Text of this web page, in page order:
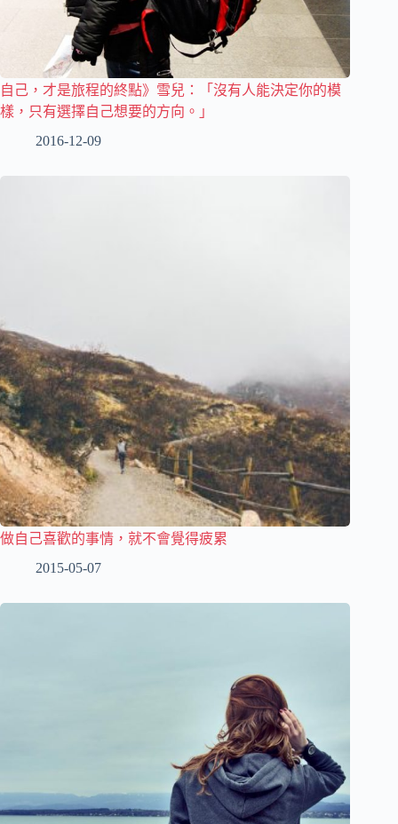
自己，才是旅程的終點》雪兒：「沒有人能決定你的模
樣，只有選擇自己想要的方向。」
2016-12-09
做自己喜歡的事情，就不會覺得疲累
2015-05-07